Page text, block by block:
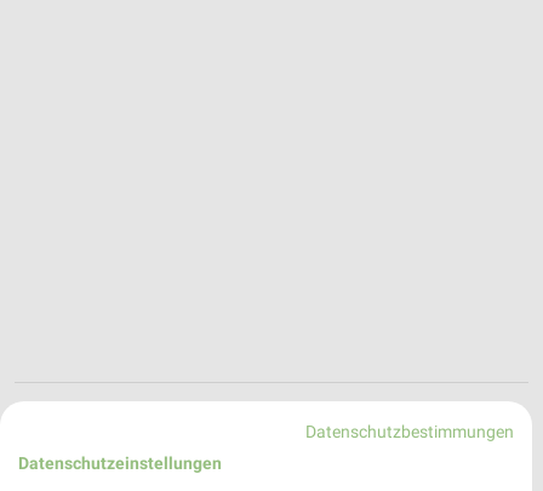
Langenhagen, Deutschland
Datenschutzbestimmungen
Datenschutzeinstellungen